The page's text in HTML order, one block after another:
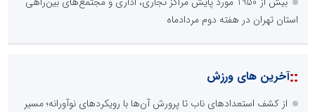
استان تهران در هفته دوم مردادماه
::آخرین های ورزش
از کشف استعدادهای ناب تا پرورش آن‌ها با رویکردهای نوآورانه؛ مسیر